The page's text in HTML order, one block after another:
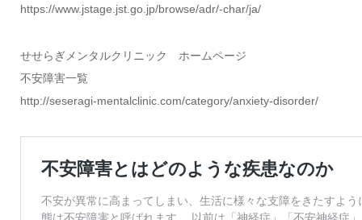
https://www.jstage.jst.go.jp/browse/adr/-char/ja/
せせらぎメンタルクリニック ホームページ
不安障害一覧
http://seseragi-mentalclinic.com/category/anxiety-disorder/